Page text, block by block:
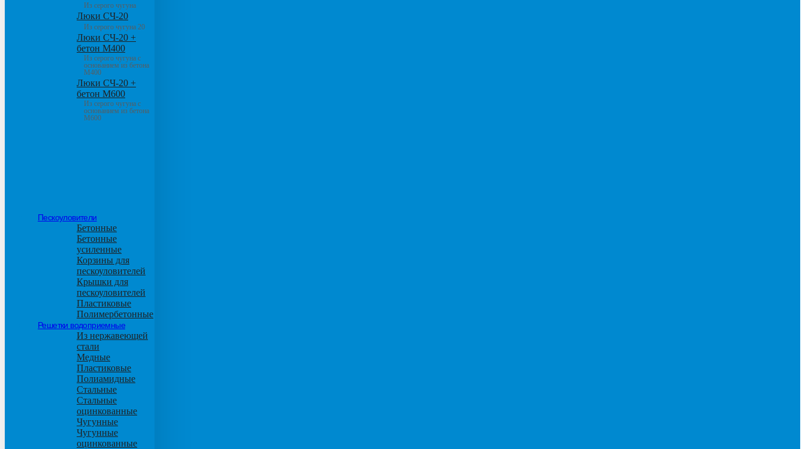
Из серого чугуна
Люки СЧ-20
Из серого чугуна 20
Люки СЧ-20 +
бетон М400
Из серого чугуна с
основанием из бетона
М400
Люки СЧ-20 +
бетон М600
Из серого чугуна с
основанием из бетона
М600
Пескоуловители
Бетонные
Бетонные
усиленные
Корзины для
пескоуловителей
Крышки для
пескоуловителей
Пластиковые
Полимербетонные
Решетки водоприемные
Из нержавеющей
стали
Медные
Пластиковые
Полиамидные
Стальные
Стальные
оцинкованные
Чугунные
Чугунные
оцинкованные